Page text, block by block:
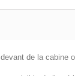
de la cabine